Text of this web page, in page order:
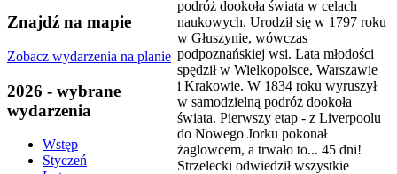
Znajdź na mapie
Zobacz wydarzenia na planie
2026 - wybrane
wydarzenia
Wstęp
Styczeń
podróż dookoła świata w celach
naukowych. Urodził się w 1797 roku
w Głuszynie, wówczas
podpoznańskiej wsi. Lata młodości
spędził w Wielkopolsce, Warszawie
i Krakowie. W 1834 roku wyruszył
w samodzielną podróż dookoła
świata. Pierwszy etap - z Liverpoolu
do Nowego Jorku pokonał
żaglowcem, a trwało to... 45 dni!
Strzelecki odwiedził wszystkie